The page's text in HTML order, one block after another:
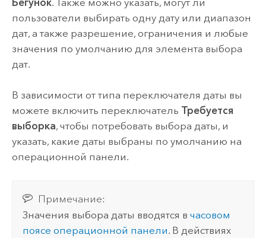
Бегунок. Также можно указать, могут ли
пользователи выбирать одну дату или диапазон
дат, а также разрешение, ограничения и любые
значения по умолчанию для элемента выбора
дат.
В зависимости от типа переключателя даты вы
можете включить переключатель Требуется
выборка, чтобы потребовать выбора даты, и
указать, какие даты выбраны по умолчанию на
операционной панели.
Примечание:
Значения выбора даты вводятся вчасовом
поясе операционной панели. В действиях